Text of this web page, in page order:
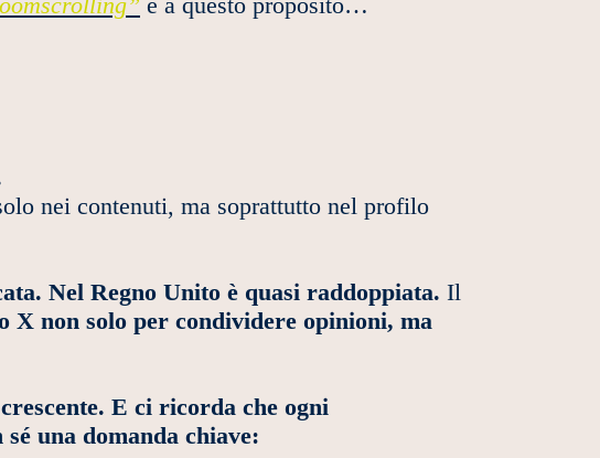
nei contenuti, ma soprattutto nel profilo
Nel Regno Unito è quasi raddoppiata. Il
X non solo per condividere opinioni, ma
E ci ricorda che ogni
una domanda chiave: